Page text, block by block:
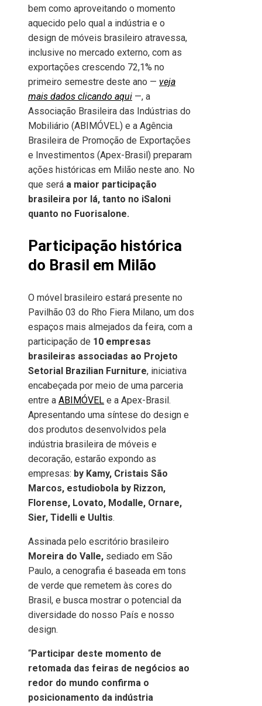
bem como aproveitando o momento
aquecido pelo qual a indústria e o
design de móveis brasileiro atravessa,
inclusive no mercado externo, com as
exportações crescendo 72,1% no
primeiro semestre deste ano — veja
mais dados clicando aqui —, a
Associação Brasileira das Indústrias do
Mobiliário (ABIMÓVEL) e a Agência
Brasileira de Promoção de Exportações
e Investimentos (Apex-Brasil) preparam
ações históricas em Milão neste ano. No
que será a maior participação
brasileira por lá, tanto no iSaloni
quanto no Fuorisalone.
Participação histórica
do Brasil em Milão
O móvel brasileiro estará presente no
Pavilhão 03 do Rho Fiera Milano, um dos
espaços mais almejados da feira, com a
participação de 10 empresas
brasileiras associadas ao Projeto
Setorial Brazilian Furniture, iniciativa
encabeçada por meio de uma parceria
entre a ABIMÓVEL e a Apex-Brasil.
Apresentando uma síntese do design e
dos produtos desenvolvidos pela
indústria brasileira de móveis e
decoração, estarão expondo as
empresas: by Kamy, Cristais São
Marcos, estudiobola by Rizzon,
Florense, Lovato, Modalle, Ornare,
Sier, Tidelli e Uultis.
Assinada pelo escritório brasileiro
Moreira do Valle, sediado em São
Paulo, a cenografia é baseada em tons
de verde que remetem às cores do
Brasil, e busca mostrar o potencial da
diversidade do nosso País e nosso
design.
“Participar deste momento de
retomada das feiras de negócios ao
redor do mundo confirma o
posicionamento da indústria